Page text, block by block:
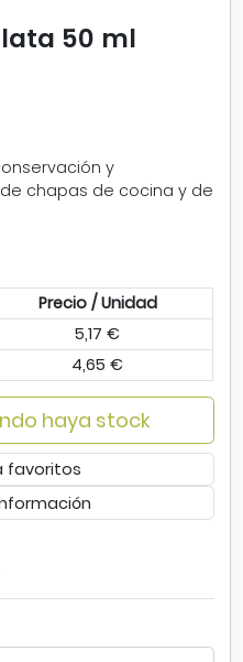
g
T
o
m
a
l
R
f
x
50 ml
y
chapas de cocina y de
Precio / Unidad
5,17 €
4,65 €
haya stock
favoritos